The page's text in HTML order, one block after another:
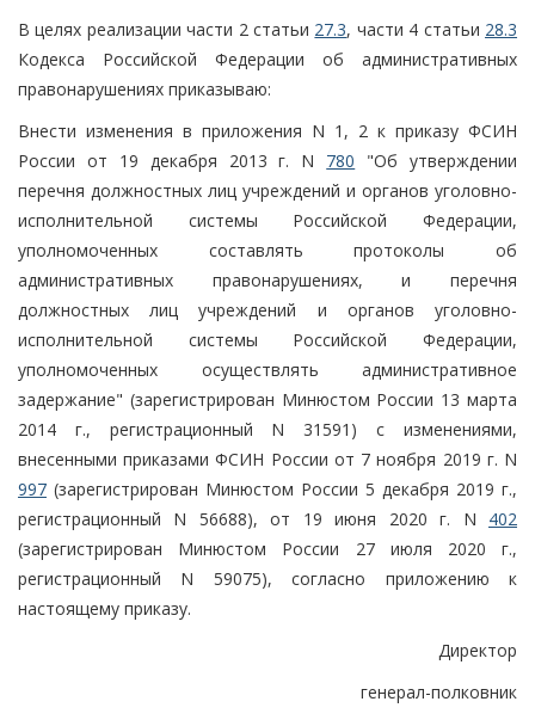
В целях реализации части 2 статьи 27.3, части 4 статьи 28.3
Кодекса Российской Федерации об административных
правонарушениях приказываю:
Внести изменения в приложения N 1, 2 к приказу ФСИН
России от 19 декабря 2013 г. N 780 "Об утверждении
перечня должностных лиц учреждений и органов уголовно-
исполнительной системы Российской Федерации,
уполномоченных составлять протоколы об
административных правонарушениях, и перечня
должностных лиц учреждений и органов уголовно-
исполнительной системы Российской Федерации,
уполномоченных осуществлять административное
задержание" (зарегистрирован Минюстом России 13 марта
2014 г., регистрационный N 31591) с изменениями,
внесенными приказами ФСИН России от 7 ноября 2019 г. N
997 (зарегистрирован Минюстом России 5 декабря 2019 г.,
регистрационный N 56688), от 19 июня 2020 г. N 402
(зарегистрирован Минюстом России 27 июля 2020 г.,
регистрационный N 59075), согласно приложению к
настоящему приказу.
Директор
генерал-полковник